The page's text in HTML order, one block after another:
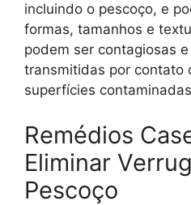
incluindo o pescoço, e
formas, tamanhos e
podem ser contagiosas
transmitidas por contato
superfícies
Remédios
Eliminar
Pescoço